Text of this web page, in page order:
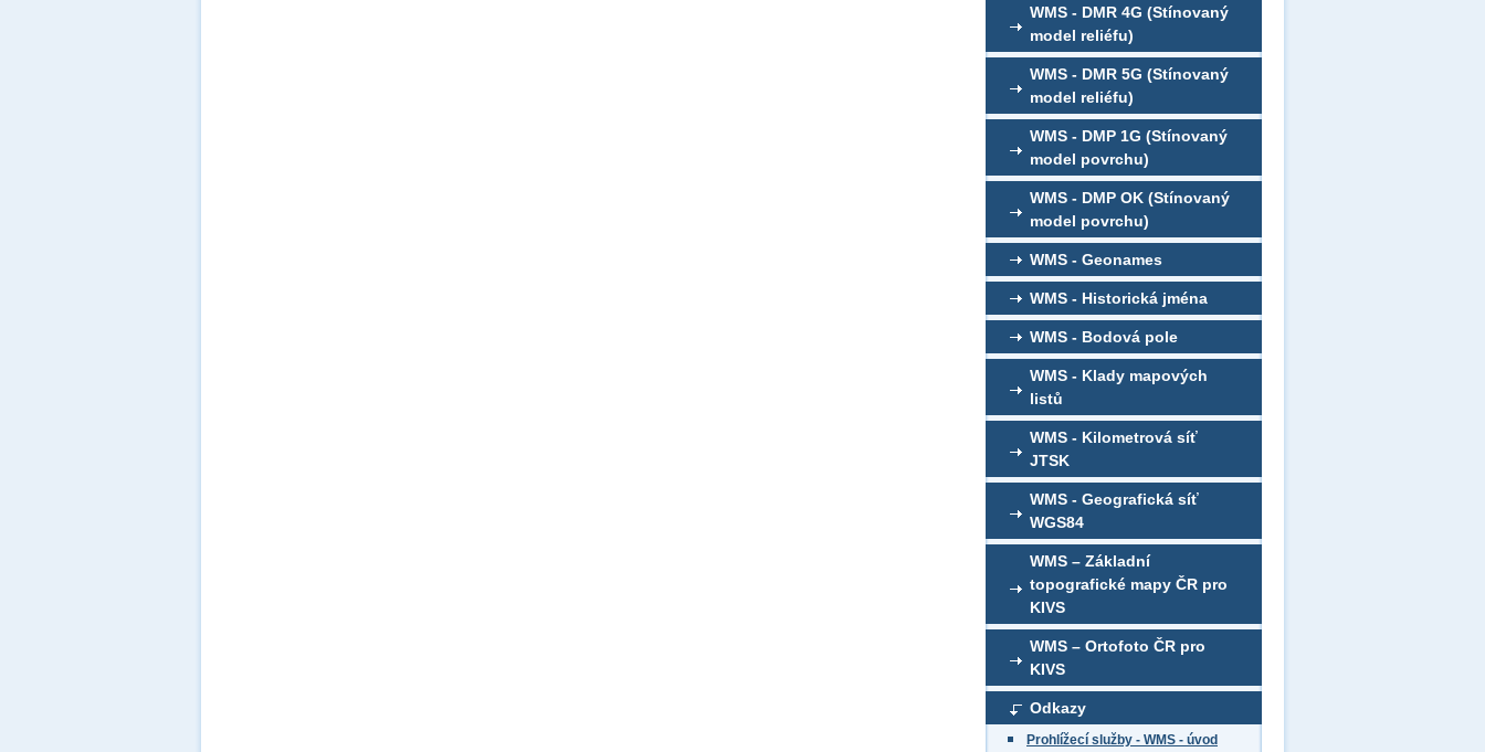
WMS - DMR 4G (Stínovaný
model reliéfu)
WMS - DMR 5G (Stínovaný
model reliéfu)
WMS - DMP 1G (Stínovaný
model povrchu)
WMS - DMP OK (Stínovaný
model povrchu)
WMS - Geonames
WMS - Historická jména
WMS - Bodová pole
WMS - Klady mapových
listů
WMS - Kilometrová síť
JTSK
WMS - Geografická síť
WGS84
WMS – Základní
topografické mapy ČR pro
KIVS
WMS – Ortofoto ČR pro
KIVS
Odkazy
Prohlížecí služby - WMS - úvod